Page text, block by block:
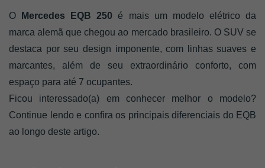
O Mercedes EQB 250 é mais um modelo elétrico da
marca alemã que chegou ao mercado brasileiro. O SUV se
destaca por seu design imponente, com linhas suaves e
marcantes, além de seu extraordinário conforto, com
espaço para até 7 ocupantes.
Ficou interessado(a) em conhecer melhor o modelo?
Continue lendo e confira os principais diferenciais do EQB
ao longo deste artigo.